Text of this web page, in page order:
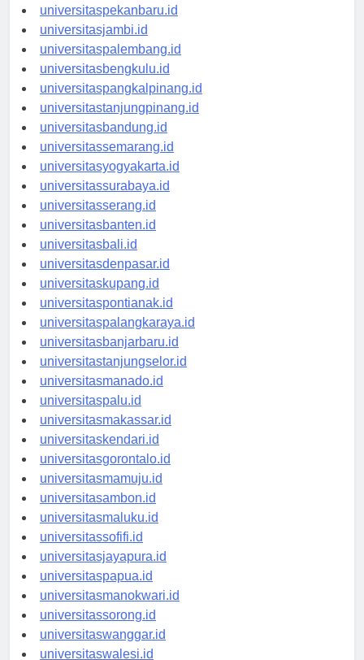
universitaspadang.id
universitaspekanbaru.id
universitasjambi.id
universitaspalembang.id
universitasbengkulu.id
universitaspangkalpinang.id
universitastanjungpinang.id
universitasbandung.id
universitassemarang.id
universitasyogyakarta.id
universitassurabaya.id
universitasserang.id
universitasbanten.id
universitasbali.id
universitasdenpasar.id
universitaskupang.id
universitaspontianak.id
universitaspalangkaraya.id
universitasbanjarbaru.id
universitastanjungselor.id
universitasmanado.id
universitaspalu.id
universitasmakassar.id
universitaskendari.id
universitasgorontalo.id
universitasmamuju.id
universitasambon.id
universitasmaluku.id
universitassofifi.id
universitasjayapura.id
universitaspapua.id
universitasmanokwari.id
universitassorong.id
universitaswanggar.id